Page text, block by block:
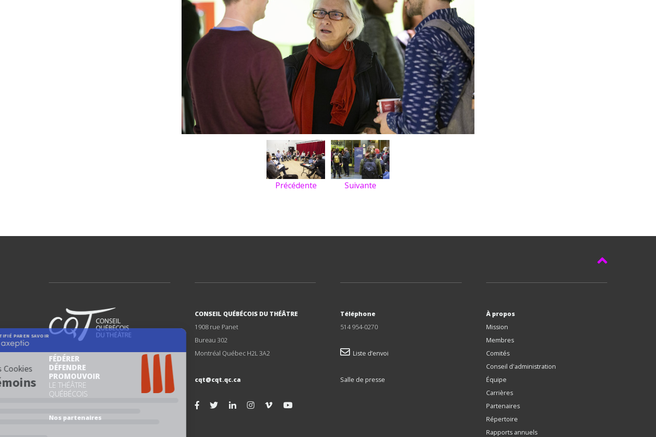
Précédente Suivante
FÉDÉRER
DÉFENDRE
PROMOUVOIR
LE THÉÂTRE
QUÉBÉCOIS
Nos partenaires
CONSEIL QUÉBÉCOIS DU THÉÂTRE
1908 rue Panet
Bureau 302
Montréal Québec H2L 3A2
cqt@cqt.qc.ca
Téléphone
514 954-0270
Liste d’envoi
Salle de presse
À propos
Mission
Membres
Comités
Conseil d'administration
Équipe
Carrières
Partenaires
Répertoire
Rapports annuels